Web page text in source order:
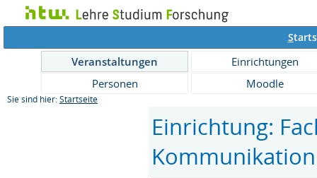
S
Veranstaltungen
Einrichtungen
Personen
Moodle
Sie sind hier: Startseite
Einrichtung: